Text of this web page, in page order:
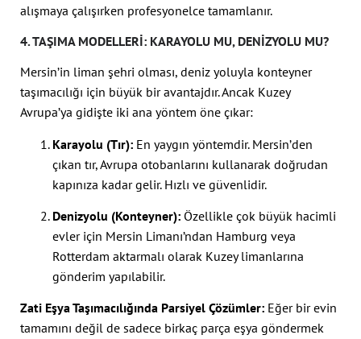
alışmaya çalışırken profesyonelce tamamlanır.
4. TAŞIMA MODELLERI: KARAYOLU MU, DENIZYOLU MU?
Mersin’in liman şehri olması, deniz yoluyla konteyner
taşımacılığı için büyük bir avantajdır. Ancak Kuzey
Avrupa’ya gidişte iki ana yöntem öne çıkar:
Karayolu (Tır): En yaygın yöntemdir. Mersin’den
çıkan tır, Avrupa otobanlarını kullanarak doğrudan
kapınıza kadar gelir. Hızlı ve güvenlidir.
Denizyolu (Konteyner): Özellikle çok büyük hacimli
evler için Mersin Limanı’ndan Hamburg veya
Rotterdam aktarmalı olarak Kuzey limanlarına
gönderim yapılabilir.
Zati Eşya Taşımacılığında Parsiyel Çözümler: Eğer bir evin
tamamını değil de sadece birkaç parça eşya göndermek